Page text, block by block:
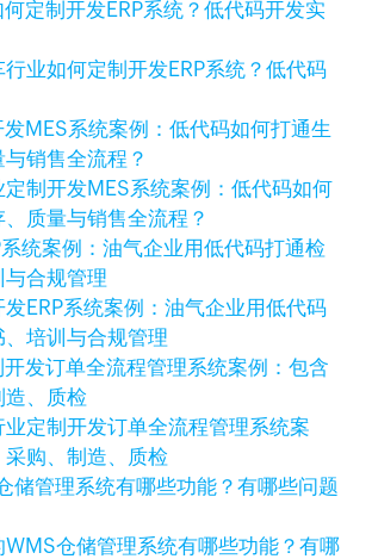
行业如何定制开发ERP系统？低代码
定制开发MES系统案例：低代码如何
质量与销售全流程？
发ERP系统案例：油气企业用低代码
培训与合规管理
业定制开发订单全流程管理系统案
购、制造、质检
WMS仓储管理系统有哪些功能？有哪